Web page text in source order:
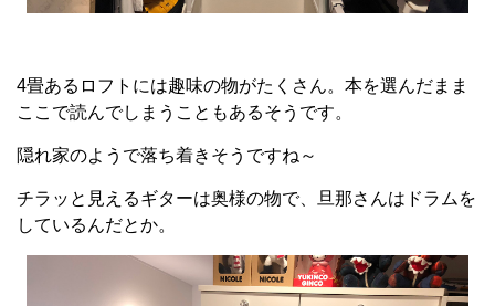
4畳あるロフトには趣味の物がたくさん。本を選んだまま
ここで読んでしまうこともあるそうです。
隠れ家のようで落ち着きそうですね～
チラッと見えるギターは奥様の物で、旦那さんはドラムを
しているんだとか。